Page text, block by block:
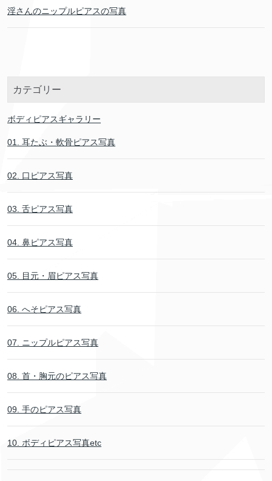
淫さんのニップルピアスの写真
カテゴリー
ボディピアスギャラリー
01. 耳たぶ・軟骨ピアス写真
02. 口ピアス写真
03. 舌ピアス写真
04. 鼻ピアス写真
05. 目元・眉ピアス写真
06. へそピアス写真
07. ニップルピアス写真
08. 首・胸元のピアス写真
09. 手のピアス写真
10. ボディピアス写真etc